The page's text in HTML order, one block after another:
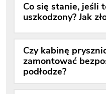
Co się stanie, jeśli
uszkodzony? Jak
Czy kabinę
zamontować
podłodze?